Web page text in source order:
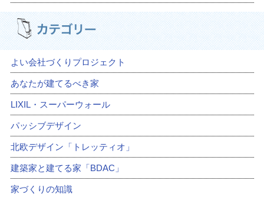
よい会社づくりプロジェクト
あなたが建てるべき家
LIXIL・スーパーウォール
パッシブデザイン
北欧デザイン「トレッティオ」
建築家と建てる家「BDAC」
家づくりの知識